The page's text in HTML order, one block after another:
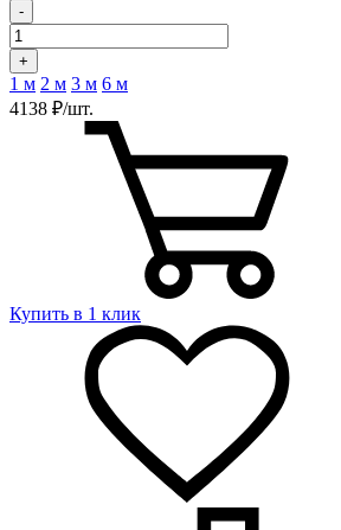
-
+
1 м 2 м 3 м 6 м
4138 ₽/шт.
Купить в 1 клик